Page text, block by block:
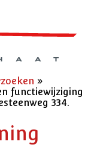
»
functiewijziging
334.